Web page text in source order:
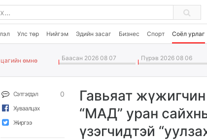
Улс төр Нийгэм Эдийн засаг Бизнес Спорт Соёл урлаг
цагийн өмнө Баасан 2026 08 07 Пүрэв 2026 08 06
Сэтгэгдэл 0
Хуваалцах
Жиргээ
Гавьяат
“МАД” уран
үзэгчидтэй